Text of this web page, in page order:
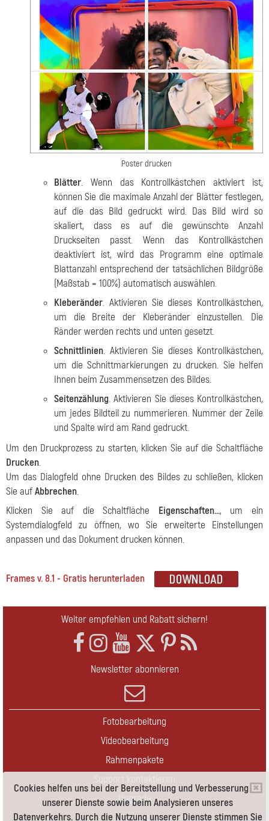
Cookies helfen uns bei der Bereitstellung und Verbesserung
unserer Dienste sowie beim Analysieren unseres
Datenverkehrs. Durch die Nutzung unserer Dienste stimmen Sie
Poster drucken
Blätter. Wenn das Kontrollkästchen aktiviert ist,
können Sie die maximale Anzahl der Blätter festlegen,
auf die das Bild gedruckt wird. Das Bild wird so
skaliert, dass es auf die gewünschte Anzahl
Druckseiten passt. Wenn das Kontrollkästchen
deaktiviert ist, wird das Programm eine optimale
Blattanzahl entsprechend der tatsächlichen Bildgröße
(Maßstab = 100%) automatisch auswählen.
Kleberänder. Aktivieren Sie dieses Kontrollkästchen,
um die Breite der Kleberänder einzustellen. Die
Ränder werden rechts und unten gesetzt.
Schnittlinien. Aktivieren Sie dieses Kontrollkästchen,
um die Schnittmarkierungen zu drucken. Sie helfen
Ihnen beim Zusammensetzen des Bildes.
Seitenzählung. Aktivieren Sie dieses Kontrollkästchen,
um jedes Bildteil zu nummerieren. Nummer der Zeile
und Spalte wird am Rand gedruckt.
Um den Druckprozess zu starten, klicken Sie auf die Schaltfläche
Drucken.
Um das Dialogfeld ohne Drucken des Bildes zu schließen, klicken
Sie aufAbbrechen.
Klicken Sie auf die Schaltfläche Eigenschaften..., um ein
Systemdialogfeld zu öffnen, wo Sie erweiterte Einstellungen
anpassen und das Dokument drucken können.
Frames v. 8.1 - Gratis herunterladen
Weiter empfehlen und Rabatt sichern!
Newsletter abonnieren
Fotobearbeitung
Videobearbeitung
Rahmenpakete
Upgrade
Kontakt